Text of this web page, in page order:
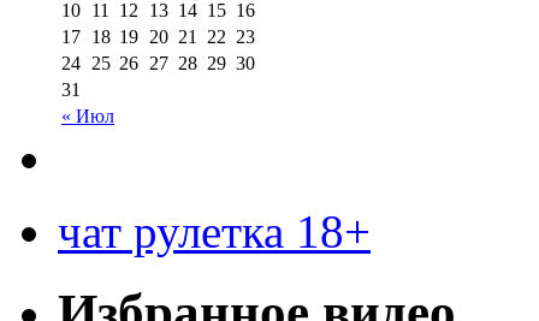
« Июл
10 11 12 13 14 15 16
17 18 19 20 21 22 23
24 25 26 27 28 29 30
31
чат рулетка 18+